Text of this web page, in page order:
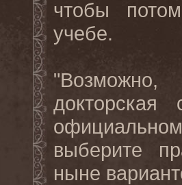
чтобы
учебе.
выберите
ныне